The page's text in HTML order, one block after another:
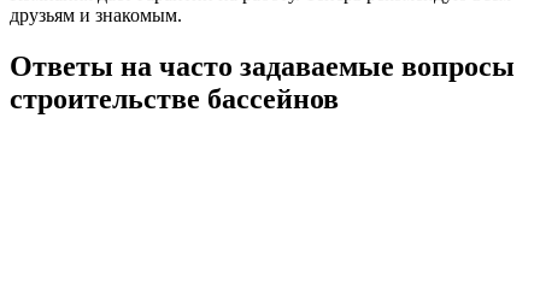
друзьям и знакомым.
Ответы на часто задаваемые вопросы
строительстве бассейнов